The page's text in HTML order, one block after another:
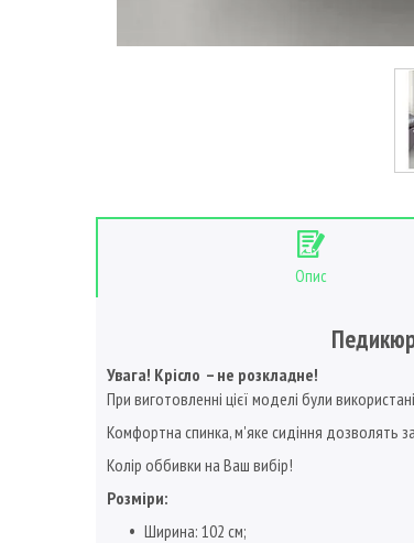
Опис
Увага! Крісло – не розкладне!
При виготовленні цієї моделі були
Комфортна спинка, м'яке сидіння дозволять
Колір оббивки на Ваш вибір!
Розміри:
Ширина: 102 см;